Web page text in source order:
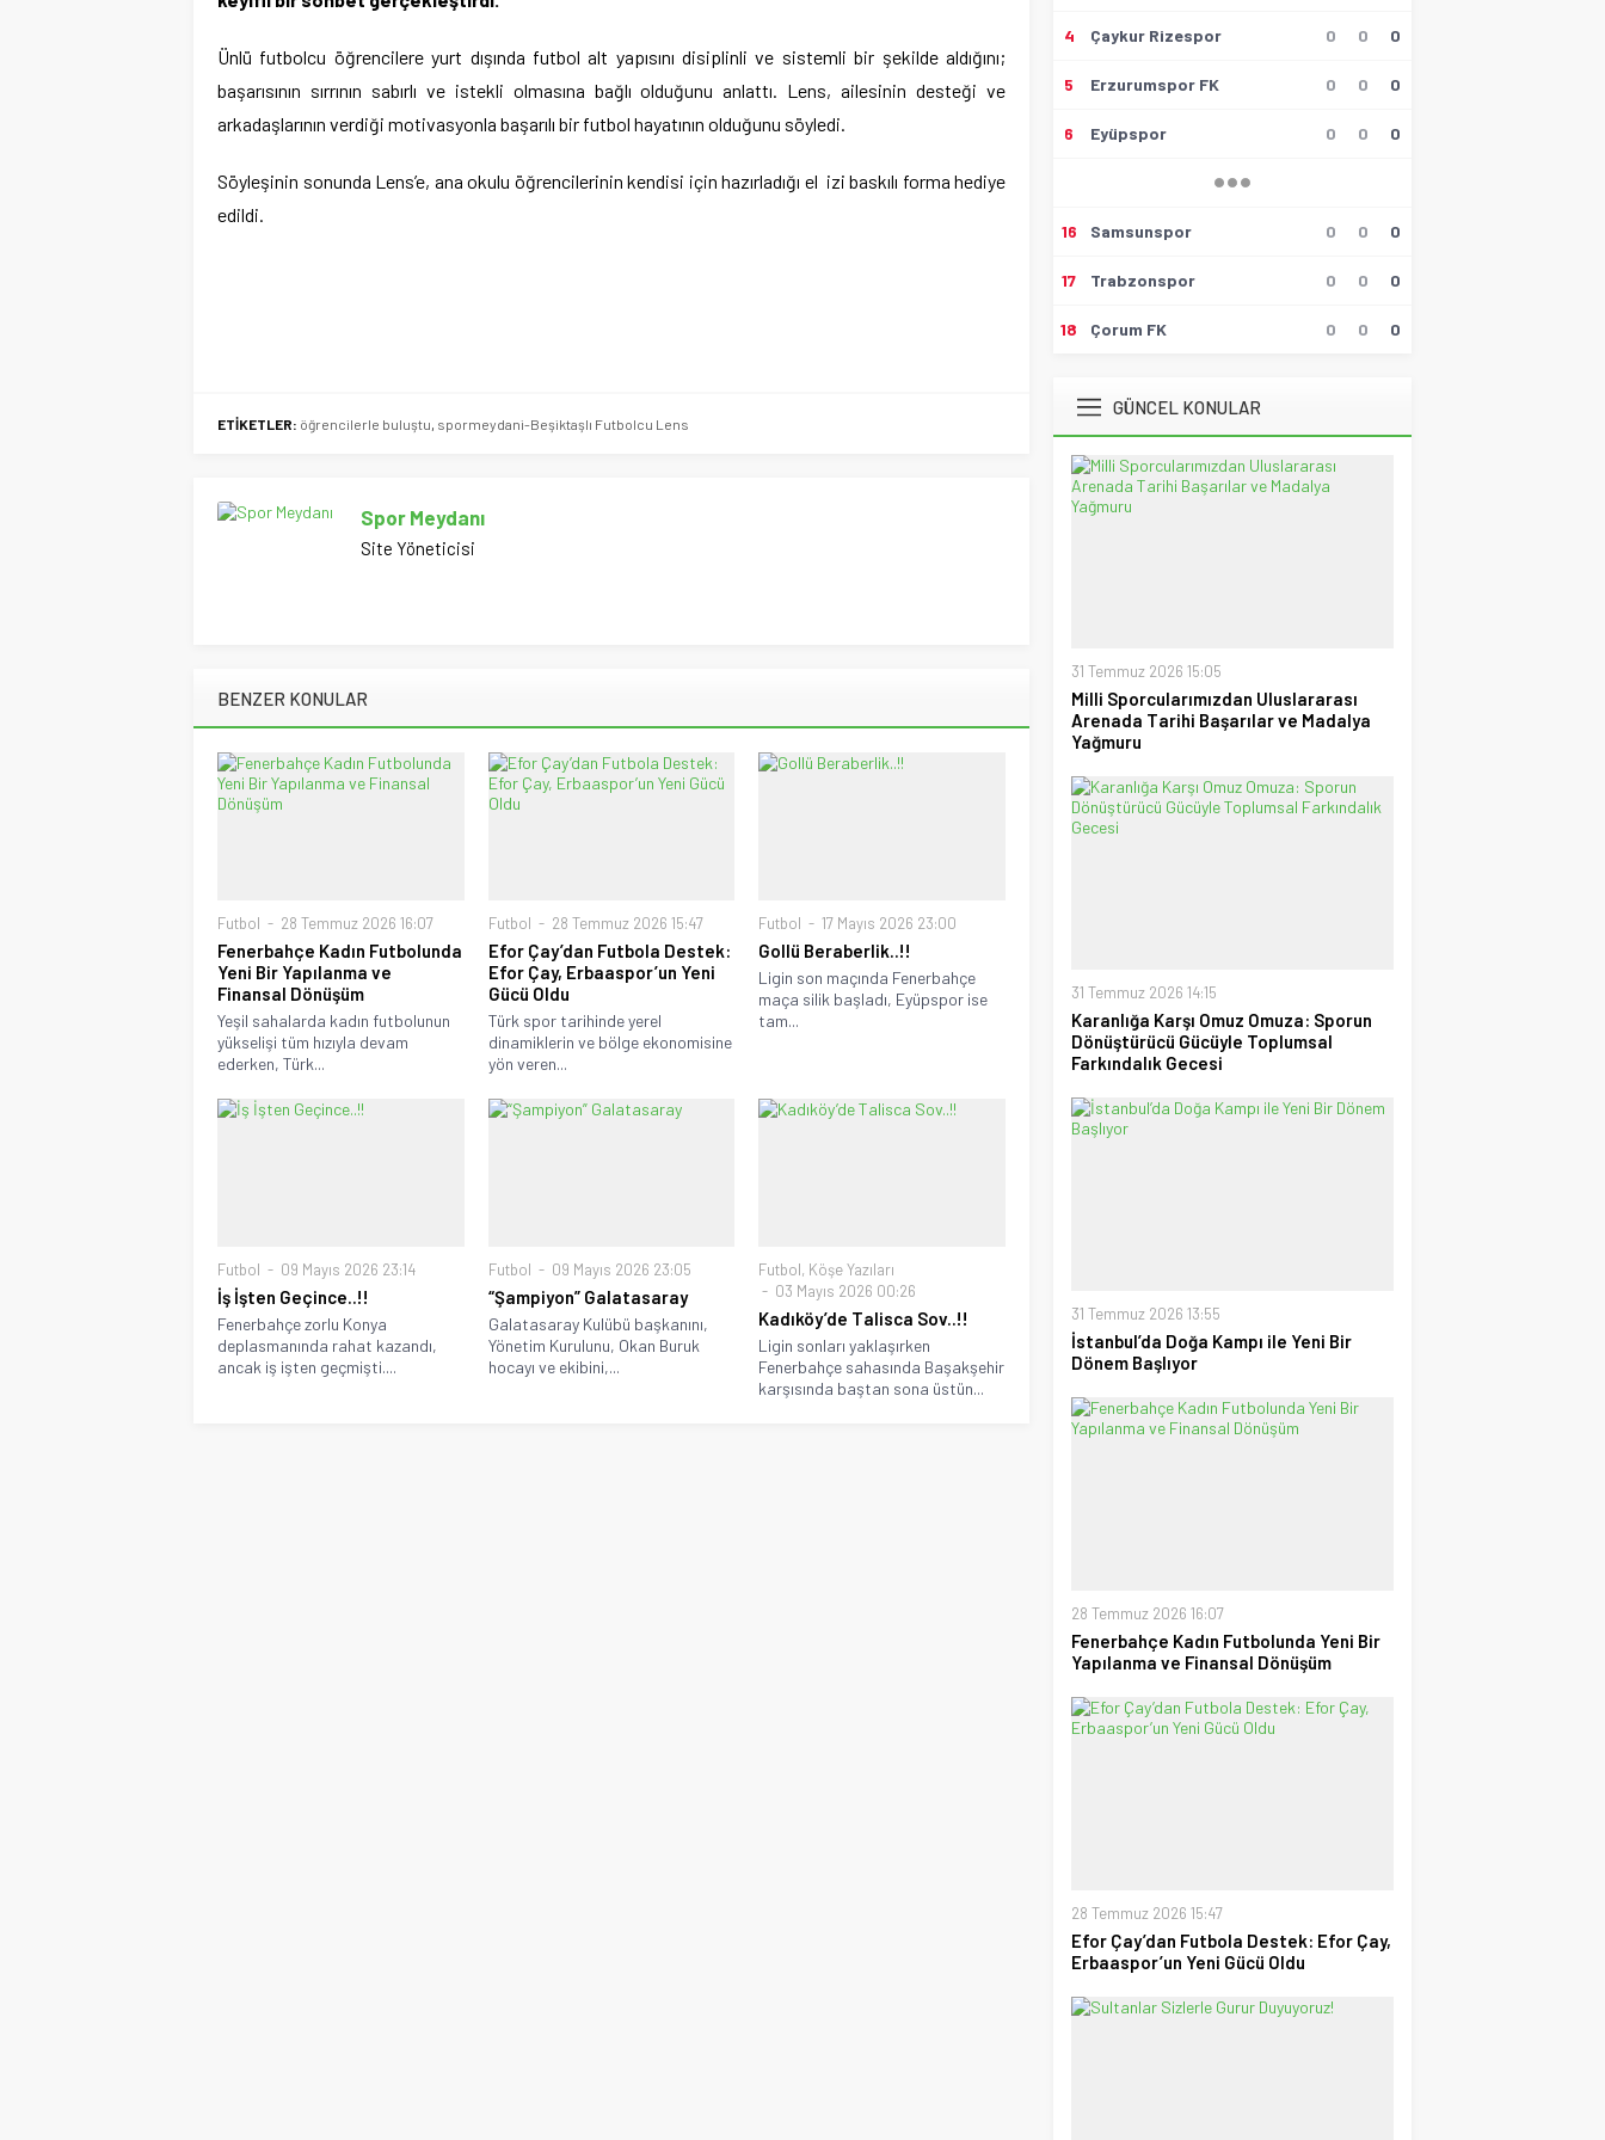
Ünlü futbolcu öğrencilere yurt dışında futbol alt yapısını disiplinli ve sistemli bir şekilde aldığını;
başarısının sırrının sabırlı ve istekli olmasına bağlı olduğunu anlattı. Lens, ailesinin desteği ve
arkadaşlarının verdiği motivasyonla başarılı bir futbol hayatının olduğunu söyledi.
Söyleşinin sonunda Lens’e, ana okulu öğrencilerinin kendisi için hazırladığı el izi baskılı forma hediye
edildi.
ETİKETLER: öğrencilerle buluştu, spormeydani-Beşiktaşlı Futbolcu Lens
Spor Meydanı
Site Yöneticisi
BENZER KONULAR
Futbol 28 Temmuz 2026 16:07
Fenerbahçe Kadın Futbolunda
Yeni Bir Yapılanma ve
Finansal Dönüşüm
Yeşil sahalarda kadın futbolunun
yükselişi tüm hızıyla devam
ederken, Türk...
Futbol 28 Temmuz 2026 15:47
Efor Çay’dan Futbola Destek:
Efor Çay, Erbaaspor’un Yeni
Gücü Oldu
Türk spor tarihinde yerel
dinamiklerin ve bölge ekonomisine
yön veren...
Futbol 17 Mayıs 2026 23:00
Gollü Beraberlik..!!
Ligin son maçında Fenerbahçe
maça silik başladı, Eyüpspor ise
tam...
Futbol 09 Mayıs 2026 23:14
İş İşten Geçince..!!
Fenerbahçe zorlu Konya
deplasmanında rahat kazandı,
ancak iş işten geçmişti....
Futbol 09 Mayıs 2026 23:05
“Şampiyon” Galatasaray
Galatasaray Kulübü başkanını,
Yönetim Kurulunu, Okan Buruk
hocayı ve ekibini,...
Futbol, Köşe Yazıları
03 Mayıs 2026 00:26
Kadıköy’de Talisca Sov..!!
Ligin sonları yaklaşırken
Fenerbahçe sahasında Başakşehir
karşısında baştan sona üstün...
Hüseyin Tokmak
17 Mayıs 2026 23:00
Yönetecek Hakemler Belli
UEFA Son 16 Turu’nda
Selçuk Tuna
Atatürk’ün Kızları
28 Temmuz 2026 12:40
Spor Meydanı
28 Temmuz 2026 15:15
Ufuk Ağca
4 Çaykur Rizespor 0 0 0
5 Erzurumspor FK 0 0 0
6 Eyüpspor 0 0 0
16 Samsunspor 0 0 0
17 Trabzonspor 0 0 0
18 Çorum FK 0 0 0
GÜNCEL KONULAR
31 Temmuz 2026 15:05
Milli Sporcularımızdan Uluslararası
Arenada Tarihi Başarılar ve Madalya
Yağmuru
31 Temmuz 2026 14:15
Karanlığa Karşı Omuz Omuza: Sporun
Dönüştürücü Gücüyle Toplumsal
Farkındalık Gecesi
31 Temmuz 2026 13:55
İstanbul’da Doğa Kampı ile Yeni Bir
Dönem Başlıyor
28 Temmuz 2026 16:07
Fenerbahçe Kadın Futbolunda Yeni Bir
Yapılanma ve Finansal Dönüşüm
28 Temmuz 2026 15:47
Efor Çay’dan Futbola Destek: Efor Çay,
Erbaaspor’un Yeni Gücü Oldu